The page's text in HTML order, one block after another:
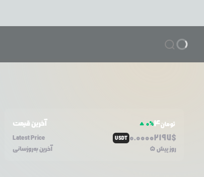
آخرین قیمت 0%4تومان
Latest Price
USDT 0.00002197$
آخرین به‌روزسانی 5 روز پیش